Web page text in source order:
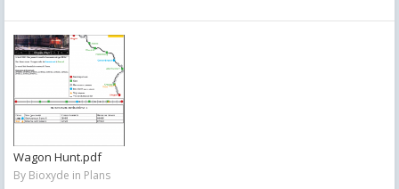
Wagon Hunt.pdf
By Bioxyde in Plans